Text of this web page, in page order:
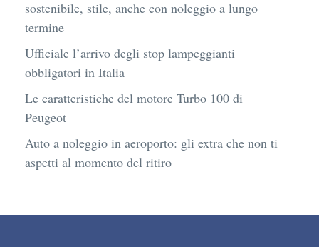
sostenibile, stile, anche con noleggio a lungo
termine
Ufficiale l’arrivo degli stop lampeggianti
obbligatori in Italia
Le caratteristiche del motore Turbo 100 di
Peugeot
Auto a noleggio in aeroporto: gli extra che non ti
aspetti al momento del ritiro